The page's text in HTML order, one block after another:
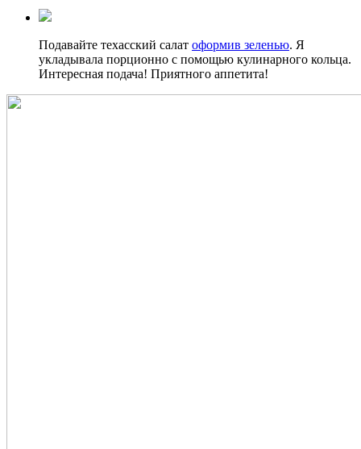
Подавайте техасский салат оформив зеленью. Я
укладывала порционно с помощью кулинарного кольца.
Интересная подача! Приятного аппетита!